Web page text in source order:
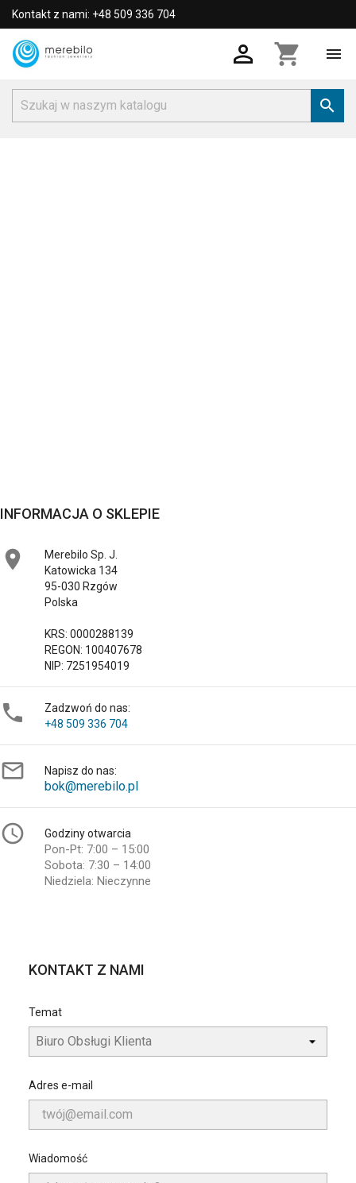
Kontakt z nami: +48 509 336 704
 shopping_cart 

INFORMACJA O SKLEPIE

Merebilo Sp. J.
Katowicka 134
95-030 Rzgów
Polska
KRS: 0000288139
REGON: 100407678
NIP: 7251954019

Zadzwoń do nas:
+48 509 336 704
 Napisz do nas:
bok@merebilo.pl
 Godziny otwarcia
Pon-Pt: 7:00 – 15:00
Sobota: 7:30 – 14:00
Niedziela: Nieczynne
KONTAKT Z NAMI
Temat
Adres e-mail
Wiadomość